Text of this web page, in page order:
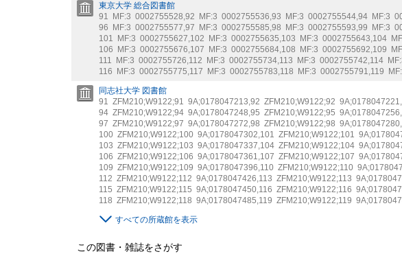
東京大学 総合図書館
91
MF:3 0002755528,92 MF:3 0002755536,93 MF:3 0002755544,94 MF:3
96
MF:3 0002755577,97 MF:3 0002755585,98 MF:3 0002755593,99 MF:3
101
MF:3 0002755627,102 MF:3 0002755635,103 MF:3 0002755643,104
106
MF:3 0002755676,107 MF:3 0002755684,108 MF:3 0002755692,109
111
MF:3 0002755726,112 MF:3 0002755734,113 MF:3 0002755742,114
116
MF:3 0002755775,117 MF:3 0002755783,118 MF:3 0002755791,119
同志社大学 図書館
91 ZFM210;W9122;91 9A;0178047213,92 ZFM210;W9122;92 9A;0178047221,
94 ZFM210;W9122;94 9A;0178047248,95 ZFM210;W9122;95 9A;0178047256,
97 ZFM210;W9122;97 9A;0178047272,98 ZFM210;W9122;98 9A;0178047280,
100 ZFM210;W9122;100 9A;0178047302,101 ZFM210;W9122;101
103 ZFM210;W9122;103 9A;0178047337,104 ZFM210;W9122;104
106 ZFM210;W9122;106 9A;0178047361,107 ZFM210;W9122;107
109 ZFM210;W9122;109 9A;0178047396,110 ZFM210;W9122;110
112 ZFM210;W9122;112 9A;0178047426,113 ZFM210;W9122;113
115 ZFM210;W9122;115 9A;0178047450,116 ZFM210;W9122;116
118 ZFM210;W9122;118 9A;0178047485,119 ZFM210;W9122;119
すべての所蔵館を表示
この図書・雑誌をさがす